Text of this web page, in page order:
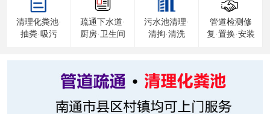
清理化粪池·
抽粪·吸污
疏通下水道·
厨房·卫生间
污水池清理·
清掏·清洗
管道检测修
复·置换·安装